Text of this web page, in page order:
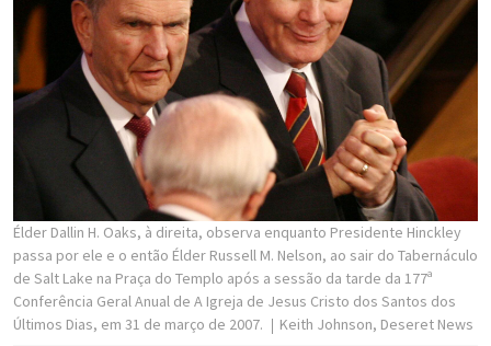
Élder Dallin H. Oaks, à direita, observa enquanto Presidente Hinckley
passa por ele e o então Élder Russell M. Nelson, ao sair do Tabernáculo
de Salt Lake na Praça do Templo após a sessão da tarde da 177ª
Conferência Geral Anual de A Igreja de Jesus Cristo dos Santos dos
Últimos Dias, em 31 de março de 2007.
Keith Johnson, Deseret News